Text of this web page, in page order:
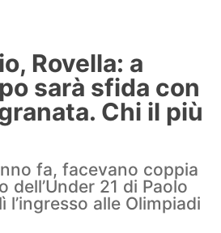
Rovella: a
sarà sfida con
Chi il più
fa, facevano coppia
dell’Under 21 di Paolo
alle Olimpiadi